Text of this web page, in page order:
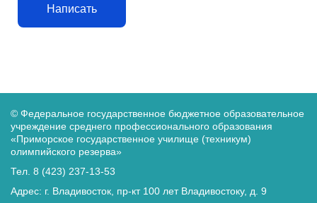
Написать
© Федеральное государственное бюджетное образовательное
учреждение среднего профессионального образования
«Приморское государственное училище (техникум)
олимпийского резерва»
Тел. 8 (423) 237-13-53
Адрес: г. Владивосток, пр-кт 100 лет Владивостоку, д. 9